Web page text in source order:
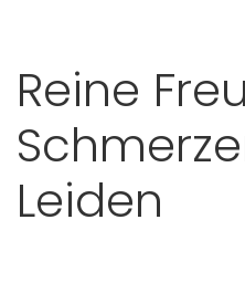
Reine
Leiden